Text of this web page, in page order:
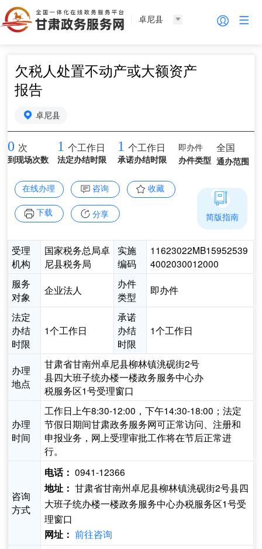
卓尼县
欠税人处置不动产或大额资产
报告
卓尼县
0 次
到现场次数
1 个工作日
法定办结时限
1 个工作日
承诺办结时限
即办件
办件类型
全国
通办范围
在线办理 咨询 收藏
下载 分享
受理
机构
国家税务总局卓
尼县税务局
实施
编码
11623022MB15952539
4002030012000
服务
对象
企业法人
办件
类型
即办件
法定
办结
时限
1个工作日
承诺
办结
时限
1个工作日
办理
地点
甘肃省甘南州卓尼县柳林镇洮砚街2号
县四大班子统办楼一楼政务服务中心办
税服务区1号受理窗口
办理
时间
工作日上午8:30-12:00，下午14:30-18:00；法定
节假日期间甘肃政务服务网可正常访问、注册和
申报业务，网上受理审批工作将在节后正常进
行。
咨询
方式
电话： 0941-12366
地址： 甘肃省甘南州卓尼县柳林镇洮砚街2号县四
大班子统办楼一楼政务服务中心办税服务区1号受
理窗口
网址： 前往咨询
简版指南